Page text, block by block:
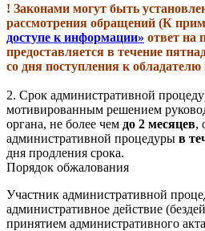
! Законами могут быть
рассмотрения обращений (К
доступе к информации» ответ на
предоставляется в течение
со дня поступления к
2. Срок административной
мотивированным решением
органа, не более чем до 2 месяцев,
административной процедуры в
дня продления срока.
Порядок обжалования
Участник административной
административное действие
принятием административного